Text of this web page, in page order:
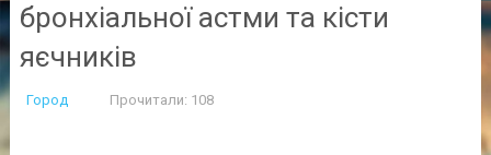
бронхіальної астми та кісти
яєчників
Город Прочитали: 108